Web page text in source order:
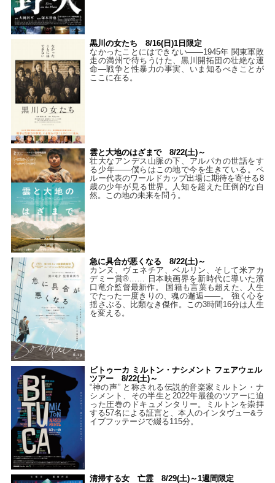
黒川の女たち 8/16(日)1日限定
なかったことにはできない——1945年 関東軍敗
走の満州で待ちうけた、黒川開拓団の壮絶な運
命―戦争と性暴力の事実、いま知るべきことが
ここに在る。
雲と大地のはざまで 8/22(土)～
壮大なアンデス山脈の下、アルパカの世話をす
る少年――僕らはこの地で今を生きている。ペ
ルー代表のワールドカップ出場に期待を寄せる8
歳の少年が見る世界。人知を超えた圧倒的な自
然。この地の未来を問う。
急に具合が悪くなる 8/22(土)～
カンヌ、ヴェネチア、ベルリン、そして米アカ
デミー賞®…… 日本映画界を新時代に導いた濱
口竜介監督最新作。 国籍も言葉も超えた、人生
でたった一度きりの、魂の邂逅――。 強く心を
揺さぶる、比類なき傑作。この3時間16分は人生
を変える。
ビトゥーカ ミルトン・ナシメント フェアウェル
ツアー 8/22(土)～
“神の声” と称される伝説的音楽家ミルトン・ナ
シメント、その半生と2022年最後のツアーに迫
った圧巻のドキュメンタリー。ミルトンを崇拝
する57名による証言と、本人のインタヴュー&ラ
イブフッテージで綴る115分。
清掃する女 亡霊 8/29(土)～1週間限定